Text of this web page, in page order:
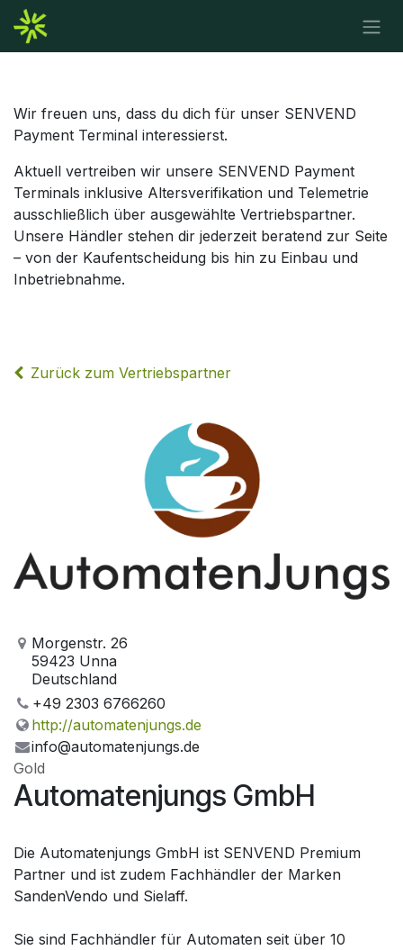
Zum Inhalt springen
Wir freuen uns, dass du dich für unser SENVEND
Payment Terminal interessierst.
Aktuell vertreiben wir unsere SENVEND Payment
Terminals inklusive Altersverifikation und Telemetrie
ausschließlich über ausgewählte Vertriebspartner.
Unsere Händler stehen dir jederzeit beratend zur Seite
– von der Kaufentscheidung bis hin zu Einbau und
Inbetriebnahme.
Zurück zum Vertriebspartner
Morgenstr. 26
59423 Unna
Deutschland
+49 2303 6766260
http://automatenjungs.de
info@automatenjungs.de
Gold
Automatenjungs GmbH
Die Automatenjungs GmbH ist SENVEND Premium
Partner und ist zudem Fachhändler der Marken
SandenVendo und Sielaff.
Sie sind Fachhändler für Automaten seit über 10